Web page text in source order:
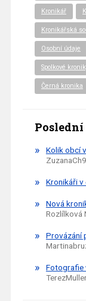
Kronikář
Kronikářská
Osobní údaje
Spolkové
Černá kronika
Kolik obcí
Kronikáři v
Nová
Rozlílková
Provázání
Fotografie